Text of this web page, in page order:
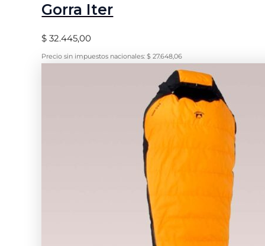
Gorra Iter
$ 32.445,00
Precio sin impuestos nacionales:$ 27.648,06